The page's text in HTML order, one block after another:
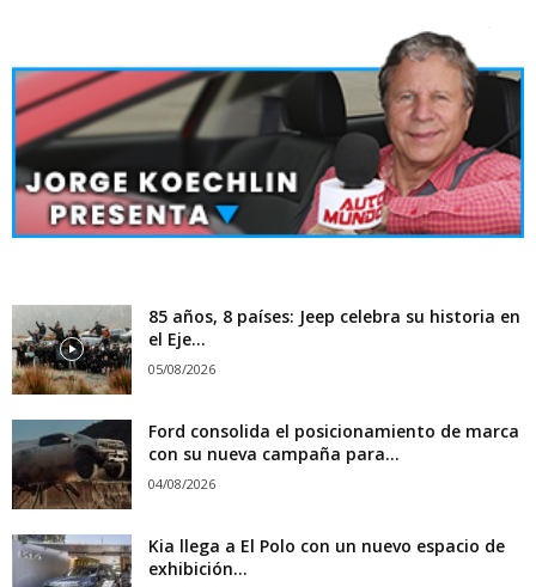
85 años, 8 países: Jeep celebra su historia en
el Eje...
05/08/2026
Ford consolida el posicionamiento de marca
con su nueva campaña para...
04/08/2026
Kia llega a El Polo con un nuevo espacio de
exhibición...